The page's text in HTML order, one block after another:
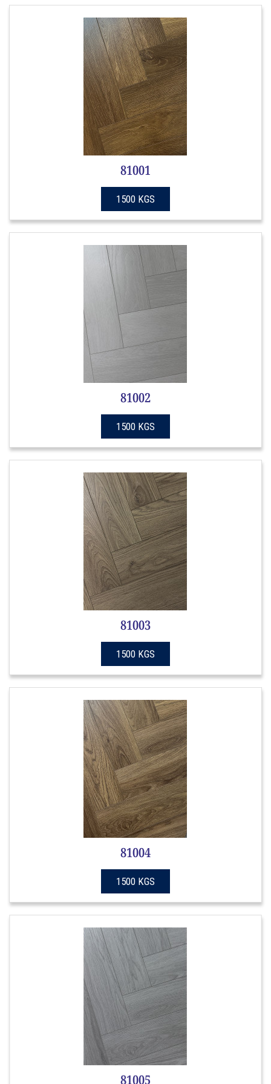
81001
1500 KGS
81002
1500 KGS
81003
1500 KGS
81004
1500 KGS
81005